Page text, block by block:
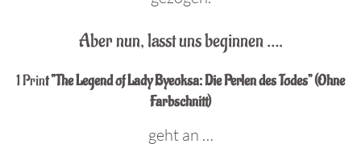
Aber nun, lasst uns beginnen ….
1 Print “The Legend of Lady Byeoksa: Die Perlen des Todes” (Ohne
Farbschnitt)
geht an …